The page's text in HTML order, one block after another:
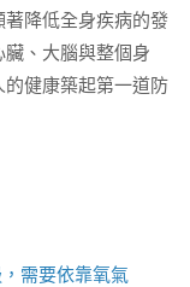
降低全身疾病的發
、大腦與整個身
健康築起第一道防
需要依靠氧氣